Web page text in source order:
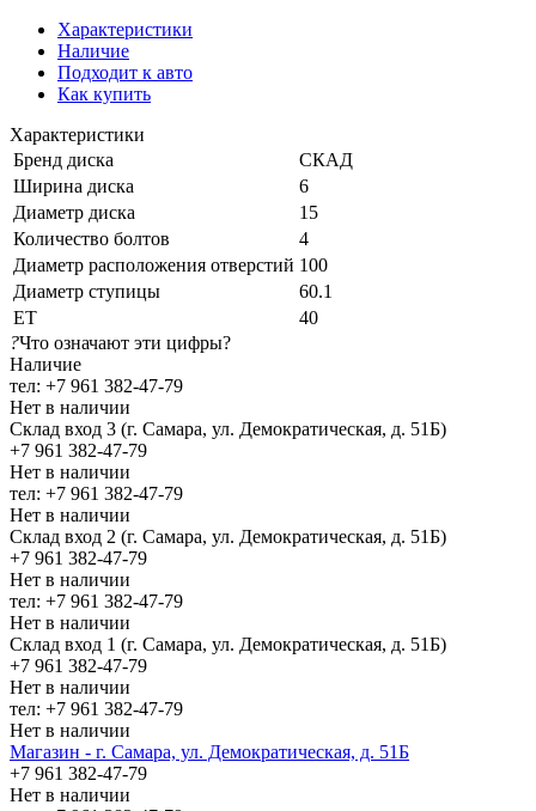
Характеристики
Наличие
Подходит к авто
Как купить
Характеристики
Бренд диска
СКАД
Ширина диска
6
Диаметр диска
15
Количество болтов
4
Диаметр расположения отверстий 100
Диаметр ступицы
60.1
ЕТ
40
?Что означают эти цифры?
Наличие
тел: +7 961 382-47-79
Нет в наличии
Склад вход 3 (г. Самара, ул. Демократическая, д. 51Б)
+7 961 382-47-79
Нет в наличии
тел: +7 961 382-47-79
Нет в наличии
Склад вход 2 (г. Самара, ул. Демократическая, д. 51Б)
+7 961 382-47-79
Нет в наличии
тел: +7 961 382-47-79
Нет в наличии
Склад вход 1 (г. Самара, ул. Демократическая, д. 51Б)
+7 961 382-47-79
Нет в наличии
тел: +7 961 382-47-79
Нет в наличии
Магазин - г. Самара, ул. Демократическая, д. 51Б
+7 961 382-47-79
Нет в наличии